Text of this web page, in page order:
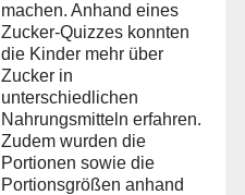
machen. Anhand eines
Zucker-Quizzes konnten
die Kinder mehr über
Zucker in
unterschiedlichen
Nahrungsmitteln erfahren.
Zudem wurden die
Portionen sowie die
Portionsgrößen anhand